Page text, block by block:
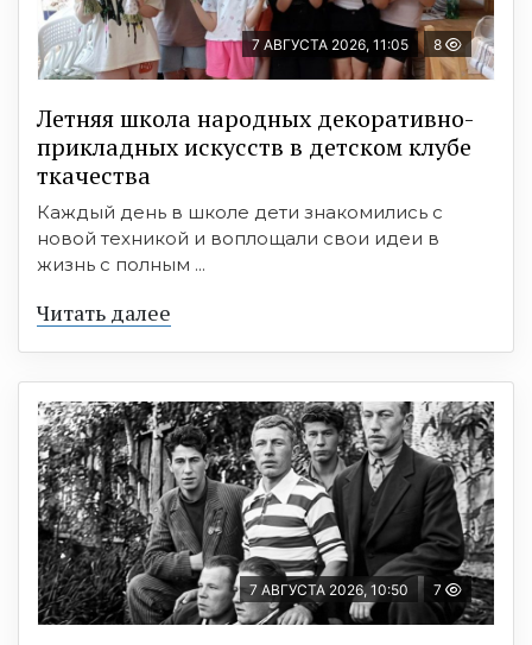
7 АВГУСТА 2026, 11:05 8
Летняя школа народных декоративно-
прикладных искусств в детском клубе
ткачества
Каждый день в школе дети знакомились с
новой техникой и воплощали свои идеи в
жизнь с полным ...
Читать далее
7 АВГУСТА 2026, 10:50 7